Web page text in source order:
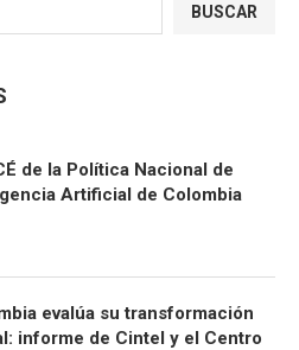
BUSCAR
de la Política Nacional de
Artificial de Colombia
evalúa su transformación
informe de Cintel y el Centro